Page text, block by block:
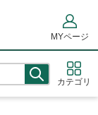
カテゴリ
MYページ